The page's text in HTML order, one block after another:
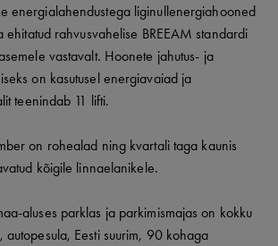
energialahendustega liginullenergiahooned
rahvusvahelise BREEAM standardi
vastavalt. Hoonete jahutus- ja
on kasutusel energiavaiad ja
teenindab 11 lifti.
on rohealad ning kvartali taga kaunis
kõigile linnaelanikele.
aluses parklas ja parkimismajas on kokku
Eesti suurim, 90 kohaga